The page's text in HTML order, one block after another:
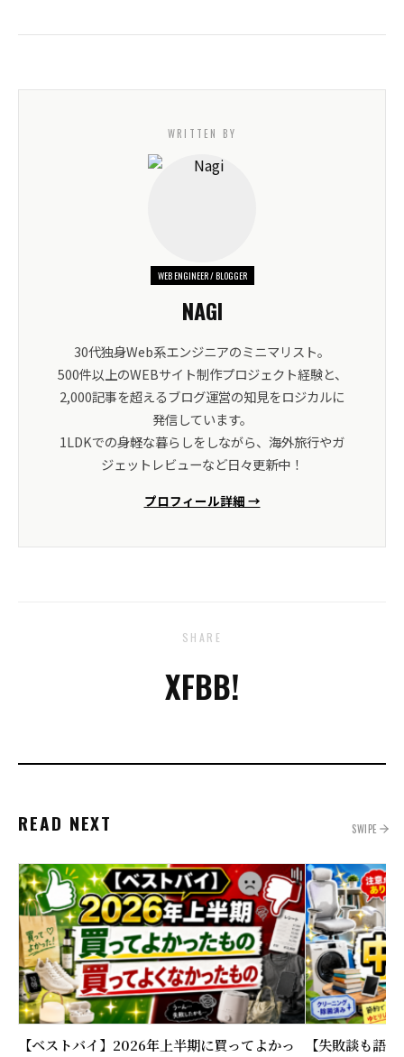
WRITTEN BY
WEB ENGINEER / BLOGGER
NAGI
30代独身Web系エンジニアのミニマリスト。
500件以上のWEBサイト制作プロジェクト経験と、
2,000記事を超えるブログ運営の知見をロジカルに
発信しています。
1LDKでの身軽な暮らしをしながら、海外旅行やガ
ジェットレビューなど日々更新中！
プロフィール詳細 →
SHARE
XFBB!
READ NEXT SWIPE
【ベストバイ】2026年上半期に買ってよかっ
【失敗談も語